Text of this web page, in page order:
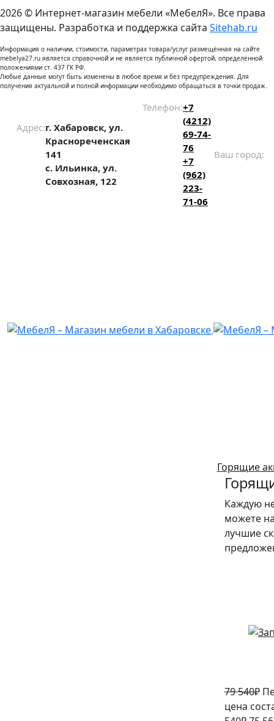
2026 © Интернет-магазин мебели «МебелЯ». Все права
защищены. Разработка и поддержка сайта Sitehab.ru
Информация о наличии, стоимости, параметрах товара/услуг размещённая на сайте
mebelya27.ru является справочной и не является публичной офертой, определённой
положениями ст. 437 ГК РФ.
Любые данные могут быть изменены в любое время и без предупреждения. Для
получения актуальной и полной информации необходимо обращаться в точки продаж.
Адрес:г. Хабаровск, ул.
Краснореченская
141
с. Ильинка, ул.
Совхозная, 122
Телефон:+7
(4212)
69-74-
76
+7
(962)
223-
71-06
Ваш город:
Горящие
Каждую
можете
лучшие
79 540₽
цена